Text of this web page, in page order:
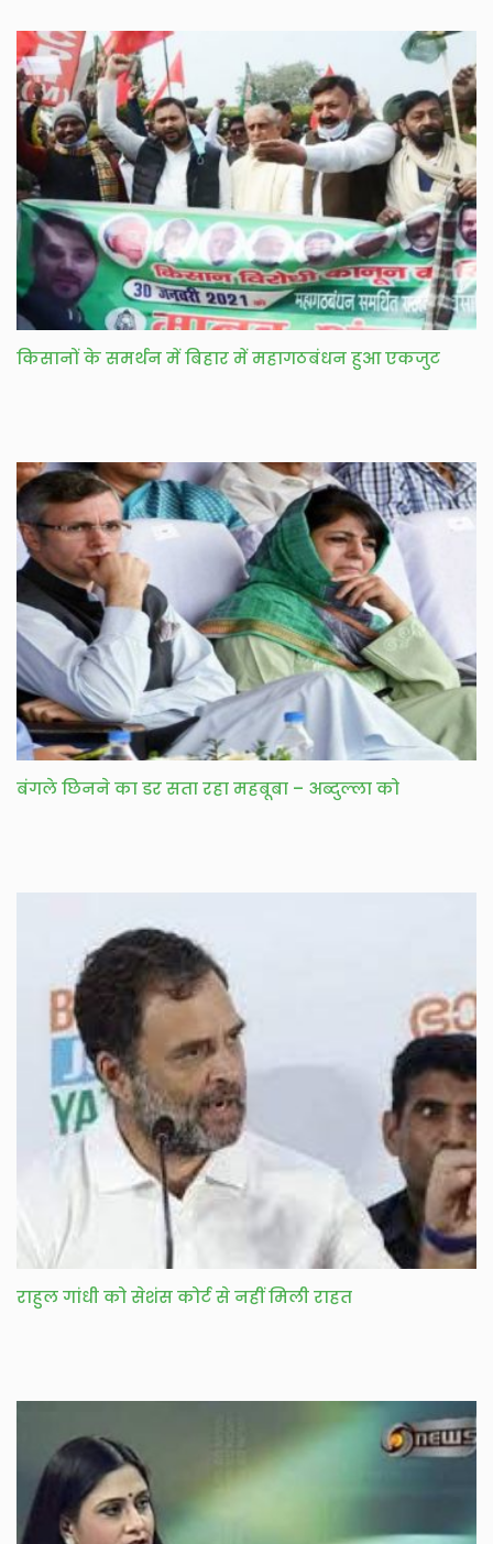
किसानों के समर्थन में बिहार में महागठबंधन हुआ एकजुट
बंगले छिनने का डर सता रहा महबूबा – अब्दुल्ला को
राहुल गांधी को सेशंस कोर्ट से नहीं मिली राहत